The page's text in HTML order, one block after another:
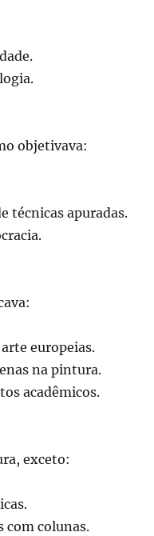
objetivava:
técnicas apuradas.
europeias.
na pintura.
acadêmicos.
exceto:
com colunas.